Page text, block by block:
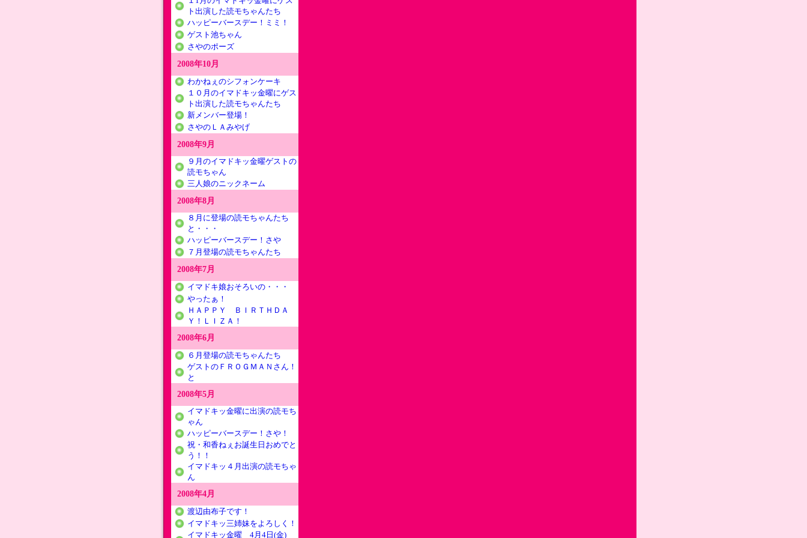
ト出演した読モちゃんたち
ハッピーバースデー！ミミ！
ゲスト池ちゃん
さやのポーズ
2008年10月
わかねぇのシフォンケーキ
１０月のイマドキッ金曜にゲス
ト出演した読モちゃんたち
新メンバー登場！
さやのＬＡみやげ
2008年9月
９月のイマドキッ金曜ゲストの
読モちゃん
三人娘のニックネーム
2008年8月
８月に登場の読モちゃんたち
と・・・
ハッピーバースデー！さや
７月登場の読モちゃんたち
2008年7月
イマドキ娘おそろいの・・・
やったぁ！
ＨＡＰＰＹ ＢＩＲＴＨＤＡ
Ｙ！ＬＩＺＡ！
2008年6月
６月登場の読モちゃんたち
ゲストのＦＲＯＧＭＡＮさん！
と
2008年5月
イマドキッ金曜に出演の読モち
ゃん
ハッピーバースデー！さや！
祝・和香ねぇお誕生日おめでと
う！！
イマドキッ４月出演の読モちゃ
ん
2008年4月
渡辺由布子です！
イマドキッ三姉妹をよろしく！
イマドキッ金曜 4月4日(金)